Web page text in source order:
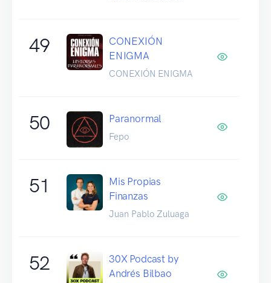
49
CONEXIÓN
ENIGMA
CONEXIÓN ENIGMA
50 Paranormal
Fepo
51
Mis Propias
Finanzas
Juan Pablo Zuluaga
52
30X Podcast by
Andrés Bilbao